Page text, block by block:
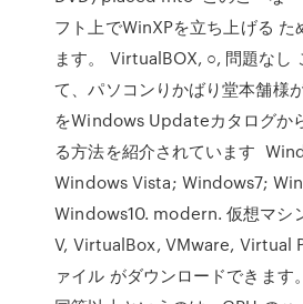
フト上でWinXPを立ち上げる た
ます。 VirtualBOX, ○, 問題なし
て、パソコンりかばり堂本舗様
をWindows Updateカタログか
る方法を紹介されています
Windows Vista; Windows7;
Windows10. modern. 仮想マシ
V, VirtualBox, VMware, Virtual
ァイル がダウンロードできます